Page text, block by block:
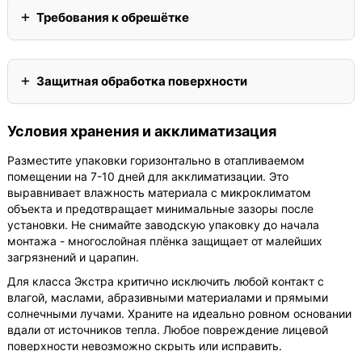
Требования к обрешётке
Защитная обработка поверхности
Условия хранения и акклиматизация
Разместите упаковки горизонтально в отапливаемом
помещении на 7-10 дней для акклиматизации. Это
выравнивает влажность материала с микроклиматом
объекта и предотвращает минимальные зазоры после
установки. Не снимайте заводскую упаковку до начала
монтажа - многослойная плёнка защищает от малейших
загрязнений и царапин.
Для класса Экстра критично исключить любой контакт с
влагой, маслами, абразивными материалами и прямыми
солнечными лучами. Храните на идеально ровном основании
вдали от источников тепла. Любое повреждение лицевой
поверхности невозможно скрыть или исправить.